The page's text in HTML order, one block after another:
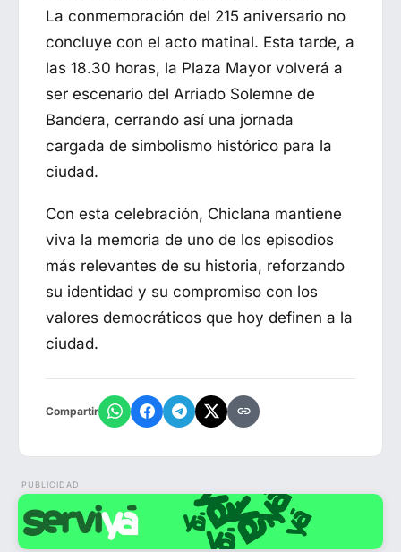
La conmemoración del 215 aniversario no
concluye con el acto matinal. Esta tarde, a
las 18.30 horas, la Plaza Mayor volverá a
ser escenario del Arriado Solemne de
Bandera, cerrando así una jornada
cargada de simbolismo histórico para la
ciudad.
Con esta celebración, Chiclana mantiene
viva la memoria de uno de los episodios
más relevantes de su historia, reforzando
su identidad y su compromiso con los
valores democráticos que hoy definen a la
ciudad.
Compartir
PUBLICIDAD